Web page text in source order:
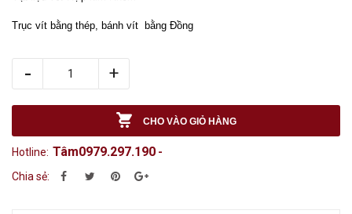
Trục vít bằng thép, bánh vít bằng Đồng
- +
CHO VÀO GIỎ HÀNG
Hotline: Tâm0979.297.190 -
Chia sẻ: